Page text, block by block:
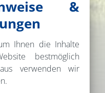
&
Ihnen die Inhalte
bestmöglich
verwenden wir